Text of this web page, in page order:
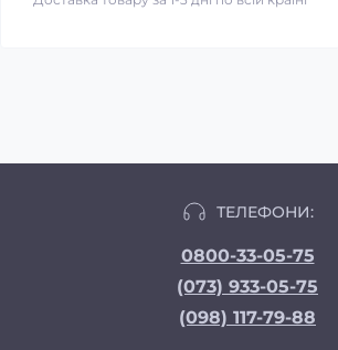
ТЕЛЕФОНИ:
0800-33-05-75
(073) 933-05-75
(098) 117-79-88